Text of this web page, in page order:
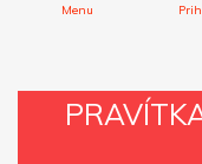
Menu